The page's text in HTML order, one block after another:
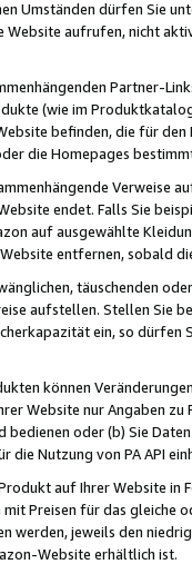
Umständen dürfen Sie
aufrufen, nicht
Partner-
(wie im
befinden, die für
die Homepages
endet. Falls Sie
auf ausgewählte
entfernen, sobald
täuschenden
aufstellen. Stellen Sie
ein, so dürfen
können
Website nur Angaben
oder (b) Sie
Nutzung von PA API
auf Ihrer Website
mit Preisen für das
jeweils den
Website erhältlich ist.